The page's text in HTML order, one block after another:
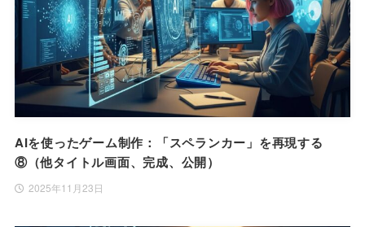
AIを使ったゲーム制作：「スペランカー」を再現する
⑧（他タイトル画面、完成、公開）
2025年11月23日